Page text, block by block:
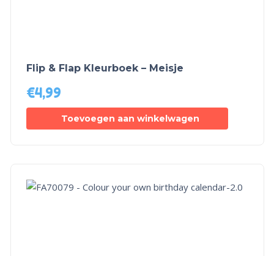
Flip & Flap Kleurboek – Meisje
€4,99
Toevoegen aan winkelwagen